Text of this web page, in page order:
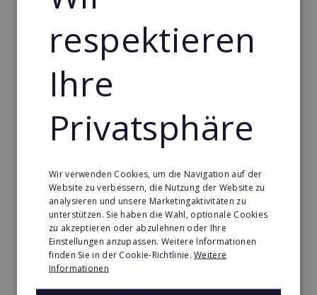
Körperformen EMS
Körperformen - Erfolg mit medizinisch erprobtem
EMS-Equipment. Hier mehr erfahren
Min. Eigenkapital:
5.000€
Merken
respektieren
Ihre
Privatsphäre
Wir verwenden Cookies, um die Navigation auf der
Website zu verbessern, die Nutzung der Website zu
analysieren und unsere Marketingaktivitäten zu
unterstützen. Sie haben die Wahl, optionale Cookies
zu akzeptieren oder abzulehnen oder Ihre
Einstellungen anzupassen. Weitere Informationen
finden Sie in der Cookie-Richtlinie.Weitere
Informationen